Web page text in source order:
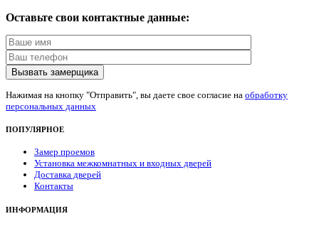
Оставьте свои контактные данные:
Нажимая на кнопку "Отправить", вы даете свое согласие на обработку
персональных данных
ПОПУЛЯРНОЕ
Замер проемов
Установка межкомнатных и входных дверей
Доставка дверей
Контакты
ИНФОРМАЦИЯ